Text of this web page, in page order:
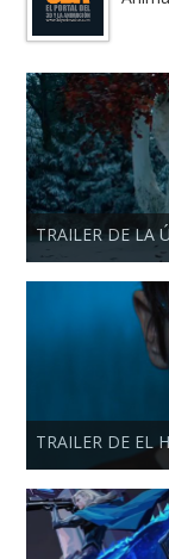
TRAILER DE LA
TRAILER DE EL